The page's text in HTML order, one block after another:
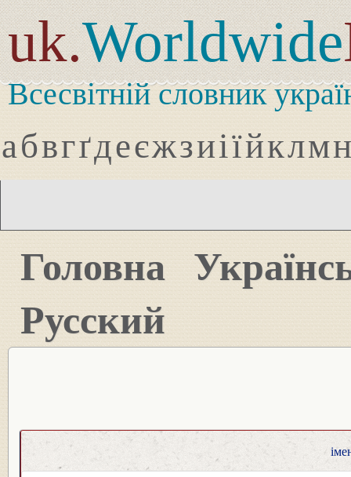
uk.Worldwide
Всесвітній словник
абвгґдеєжзиіїйклмн
Головна
Русский